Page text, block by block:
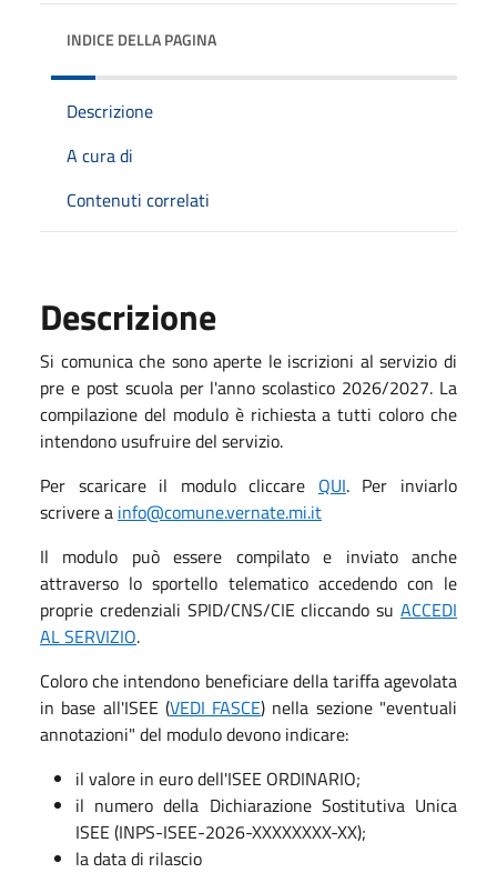
INDICE DELLA PAGINA
Descrizione
A cura di
Contenuti correlati
Descrizione
Si comunica che sono aperte le iscrizioni al servizio di
pre e post scuola per l'anno scolastico 2026/2027. La
compilazione del modulo è richiesta a tutti coloro che
intendono usufruire del servizio.
Per scaricare il modulo cliccare QUI. Per inviarlo
scrivere a info@comune.vernate.mi.it
Il modulo può essere compilato e inviato anche
attraverso lo sportello telematico accedendo con le
proprie credenziali SPID/CNS/CIE cliccando su ACCEDI
AL SERVIZIO.
Coloro che intendono beneficiare della tariffa agevolata
in base all'ISEE (VEDI FASCE) nella sezione "eventuali
annotazioni" del modulo devono indicare:
il valore in euro dell'ISEE ORDINARIO;
il numero della Dichiarazione Sostitutiva Unica
ISEE (INPS-ISEE-2026-XXXXXXXX-XX);
la data di rilascio